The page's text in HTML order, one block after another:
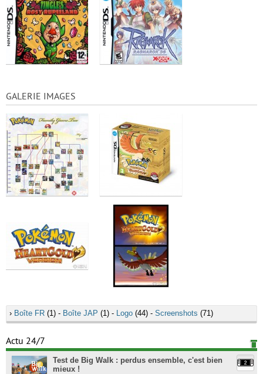
GALERIE IMAGES
› Boîte FR (1) - Boîte JAP (1) - Logo (44) - Screenshots (71)
Actu 24/7
Test de Big Walk : perdus ensemble, c'est bien
mieux !